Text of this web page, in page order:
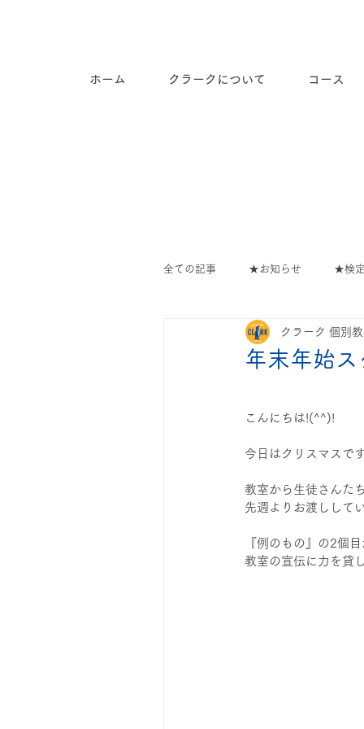
ホーム クラークについて コース
全ての記事 ★お知らせ ★検
教室の出来事 ∟教室のでき
年末年始
クラーク 個別
こんにちは!(^^)!
今日はクリスマスで
教室から生徒さんた
先週よりお渡しして
『例のもの』の2個
教室の宣伝に力を貸